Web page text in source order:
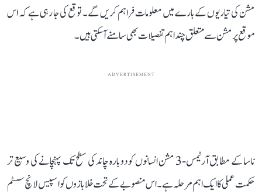
مشن کی تیاریوں کے بارے میں معلومات فراہم کریں گے۔ توقع کی جا رہی ہے کہ اس
موقع پر مشن سے متعلق چند اہم تفصیلات بھی سامنے آسکتی ہیں۔
ADVERTISEMENT
ناسا کے مطابق آرٹیمس-3 مشن انسانوں کو دوبارہ چاند کی سطح تک پہنچانے کی وسیع تر
حکمت عملی کا ایک اہم مرحلہ ہے۔ اس منصوبے کے تحت خلابازوں کو اسپیس لانچ سسٹم